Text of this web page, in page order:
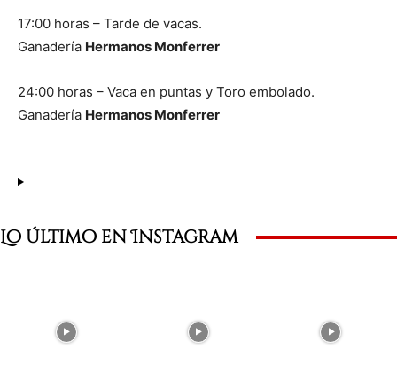
17:00 horas – Tarde de vacas.
Ganadería Hermanos Monferrer
24:00 horas – Vaca en puntas y Toro embolado.
Ganadería Hermanos Monferrer
Lo último en Instagram